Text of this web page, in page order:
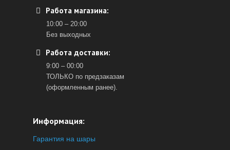
Работа магазина:
10:00 – 20:00
Без выходных
Работа доставки:
9:00 – 00:00
ТОЛЬКО по предзаказам
(оформленным ранее).
Информация:
Гарантия на шары